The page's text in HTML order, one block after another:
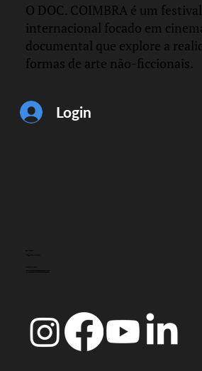
Filipa César e Marino de Pina
O DOC. COIMBRA é um festival
internacional focado em
documental que explore a
formas de arte não-ficcionais.
Login